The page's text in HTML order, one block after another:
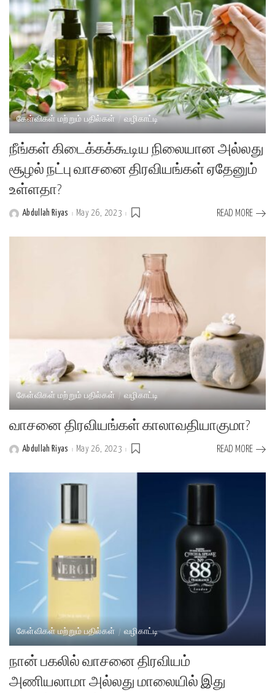
கேள்விகள் மற்றும் பதில்கள் வழிகாட்டி
நீங்கள் கிடைக்கக்கூடிய நிலையான அல்லது
சூழல் நட்பு வாசனை திரவியங்கள் ஏதேனும்
உள்ளதா?
PostedAbdullah Riyas May 26, 2023 READ MORE
கேள்விகள் மற்றும் பதில்கள் வழிகாட்டி
வாசனை திரவியங்கள் காலாவதியாகுமா?
PostedAbdullah Riyas May 26, 2023 READ MORE
கேள்விகள் மற்றும் பதில்கள் வழிகாட்டி
நான் பகலில் வாசனை திரவியம்
அணியலாமா அல்லது மாலையில் இது